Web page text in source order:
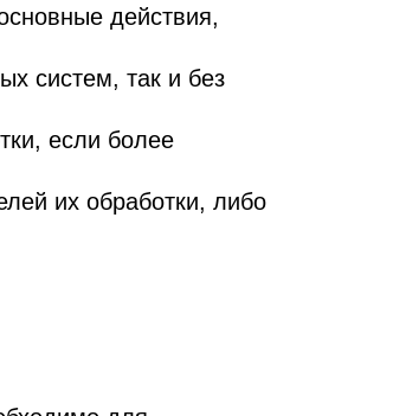
действия,
систем, так и без
если более
их обработки, либо